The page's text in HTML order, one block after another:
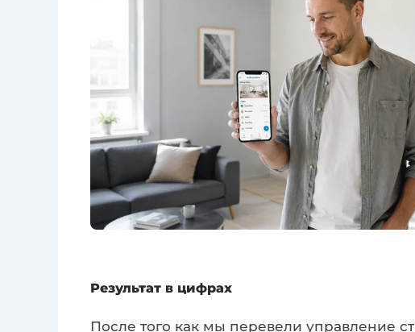
Результат в цифрах
После того как мы перевели управление